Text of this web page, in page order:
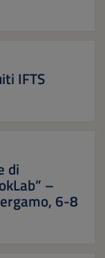
IFTS
di
–
6-8